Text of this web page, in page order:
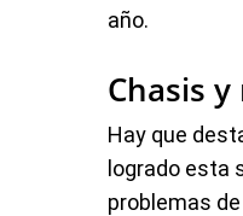
año.
Chasis
Hay que
logrado esta
problemas